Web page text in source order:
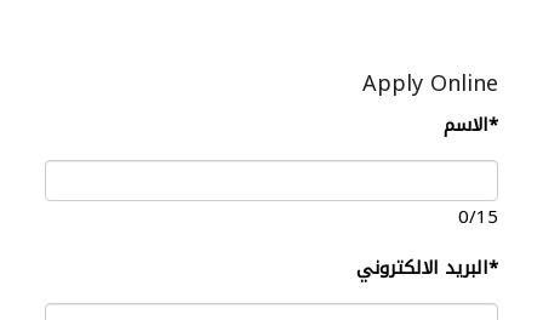
Apply Online
*الاسم
0/15
*البريد الالكتروني